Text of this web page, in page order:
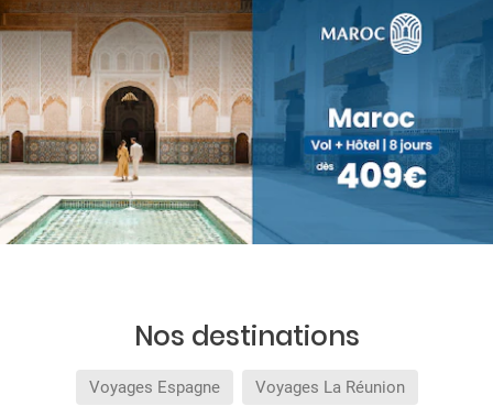
Nos destinations
Voyages Espagne Voyages La Réunion